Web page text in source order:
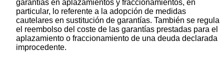
garantías en aplazamientos y fraccionamientos, en
particular, lo referente a la adopción de medidas
cautelares en sustitución de garantías. También se regula
el reembolso del coste de las garantías prestadas para el
aplazamiento o fraccionamiento de una deuda declarada
improcedente.